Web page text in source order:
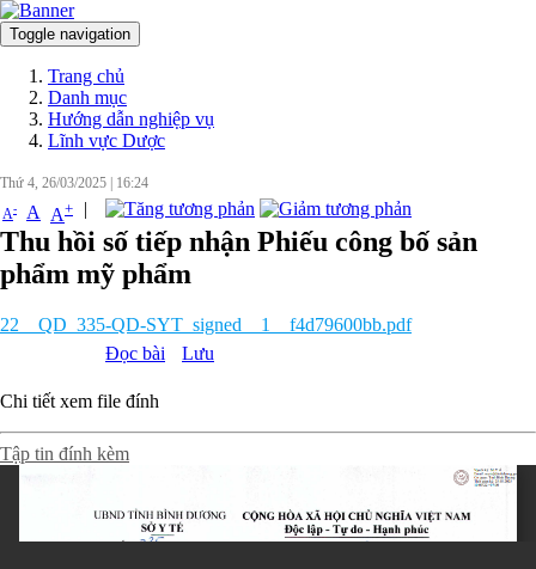
Toggle navigation
Trang chủ
Danh mục
Hướng dẫn nghiệp vụ
Lĩnh vực Dược
Thứ 4, 26/03/2025
16:24
A- A A+ |
Thu hồi số tiếp nhận Phiếu công bố sản
phẩm mỹ phẩm
22__QD_335-QD-SYT_signed__1__f4d79600bb.pdf
Đọc bài
Lưu
Chi tiết xem file đính
Tập tin đính kèm